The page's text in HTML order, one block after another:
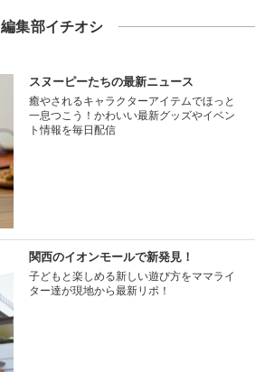
編集部イチオシ
スヌーピーたちの最新ニュース
癒やされるキャラクターアイテムでほっと
一息つこう！かわいい最新グッズやイベン
ト情報を毎日配信
関西のイオンモールで新発見！
子どもと楽しめる新しい遊び方をママライ
ター達が現地から最新リポ！